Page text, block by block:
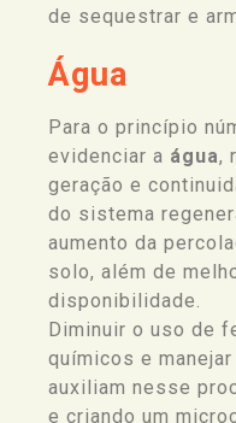
de sequestrar e
Água
Para o princípio
evidenciar a água,
geração e
do sistema
aumento da
solo, além de
disponibilidade.
Diminuir o uso de
químicos e
auxiliam nesse
e criando um